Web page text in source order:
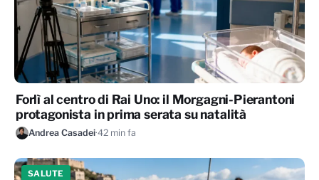
Forlì al centro di Rai Uno: il Morgagni-Pierantoni
protagonista in prima serata su natalità
Andrea Casadei·42 min fa
SALUTE